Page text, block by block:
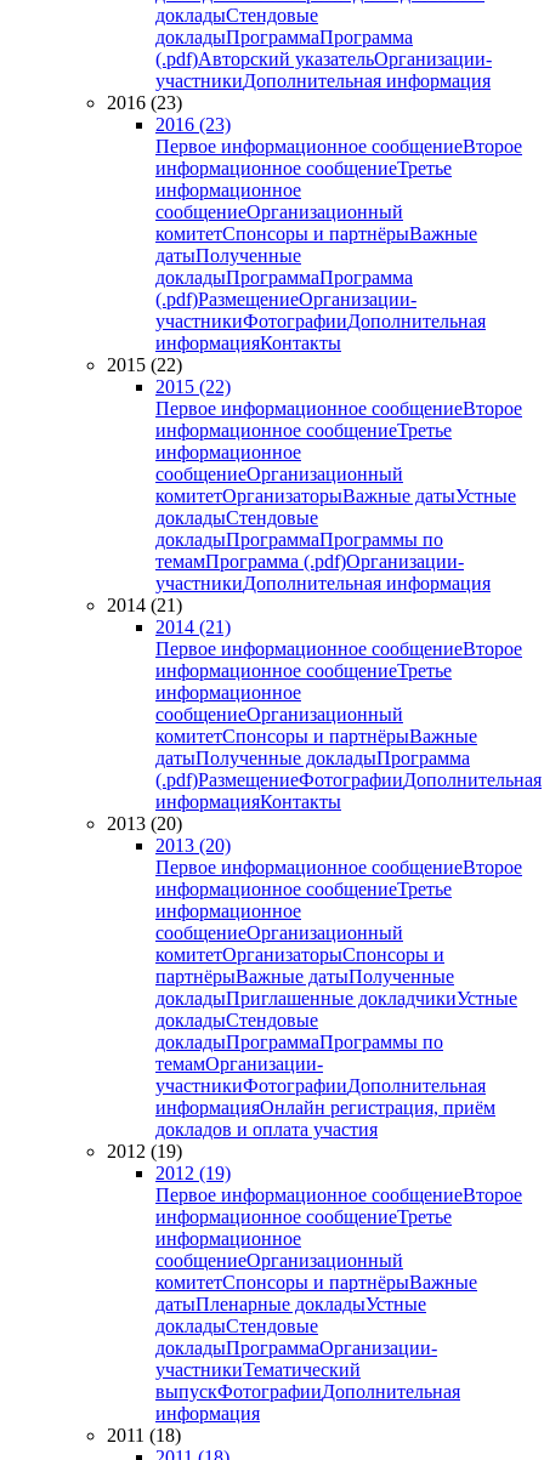
докладыСтендовые
докладыПрограммаПрограмма
(.pdf)Авторский указательОрганизации-
участникиДополнительная информация
2016 (23)
2016 (23)
Первое информационное сообщениеВторое
информационное сообщениеТретье
информационное
сообщениеОрганизационный
комитетСпонсоры и партнёрыВажные
датыПолученные
докладыПрограммаПрограмма
(.pdf)РазмещениеОрганизации-
участникиФотографииДополнительная
информацияКонтакты
2015 (22)
2015 (22)
Первое информационное сообщениеВторое
информационное сообщениеТретье
информационное
сообщениеОрганизационный
комитетОрганизаторыВажные датыУстные
докладыСтендовые
докладыПрограммаПрограммы по
темамПрограмма (.pdf)Организации-
участникиДополнительная информация
2014 (21)
2014 (21)
Первое информационное сообщениеВторое
информационное сообщениеТретье
информационное
сообщениеОрганизационный
комитетСпонсоры и партнёрыВажные
датыПолученные докладыПрограмма
(.pdf)РазмещениеФотографииДополнительная
информацияКонтакты
2013 (20)
2013 (20)
Первое информационное сообщениеВторое
информационное сообщениеТретье
информационное
сообщениеОрганизационный
комитетОрганизаторыСпонсоры и
партнёрыВажные датыПолученные
докладыПриглашенные докладчикиУстные
докладыСтендовые
докладыПрограммаПрограммы по
темамОрганизации-
участникиФотографииДополнительная
информацияОнлайн регистрация, приём
докладов и оплата участия
2012 (19)
2012 (19)
Первое информационное сообщениеВторое
информационное сообщениеТретье
информационное
сообщениеОрганизационный
комитетСпонсоры и партнёрыВажные
датыПленарные докладыУстные
докладыСтендовые
докладыПрограммаОрганизации-
участникиТематический
выпускФотографииДополнительная
информация
2011 (18)